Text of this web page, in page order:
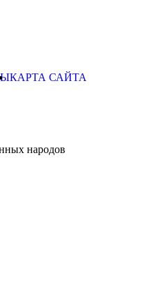
КАРТА САЙТА
народов